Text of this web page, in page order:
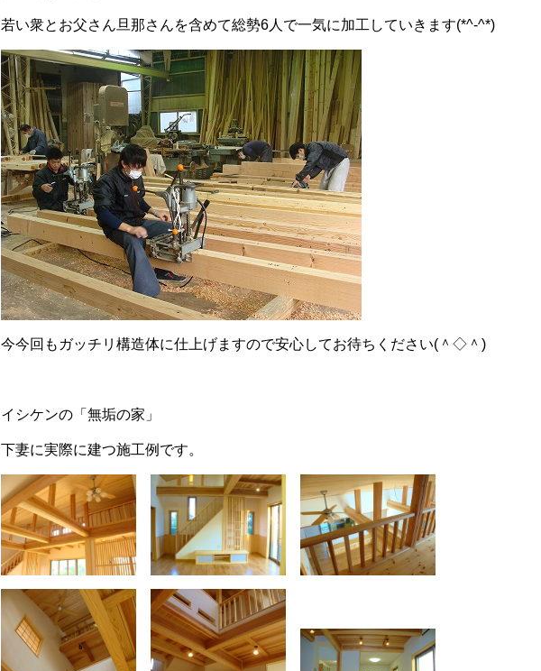
若い衆とお父さん旦那さんを含めて総勢6人で一気に加工していきます(*^-^*)
今今回もガッチリ構造体に仕上げますので安心してお待ちください(＾◇＾)
イシケンの「無垢の家」
下妻に実際に建つ施工例です。